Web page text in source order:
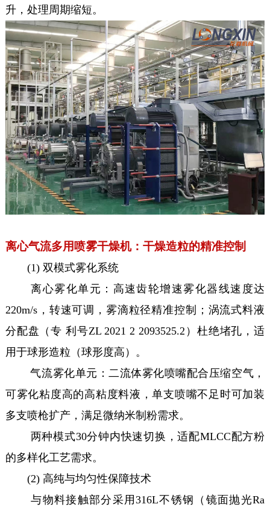
升，处理周期缩短。
离心气流多用喷雾干燥机：干燥造粒的精准控制
(1) 双模式雾化系统
离心雾化单元：高速齿轮增速雾化器线速度达
220m/s，转速可调，雾滴粒径精准控制；涡流式料液
分配盘（专 利号ZL 2021 2 2093525.2）杜绝堵孔，适
用于球形造粒（球形度高）。
气流雾化单元：二流体雾化喷嘴配合压缩空气，
可雾化粘度高的高粘度料液，单支喷嘴不足时可加装
多支喷枪扩产，满足微纳米制粉需求。
两种模式30分钟内快速切换，适配MLCC配方粉
的多样化工艺需求。
(2) 高纯与均匀性保障技术
与物料接触部分采用316L不锈钢（镜面抛光Ra